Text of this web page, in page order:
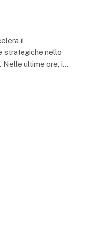
il
strategiche nello
Nelle ultime ore, i…